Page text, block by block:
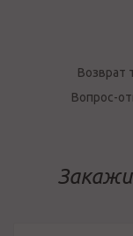
Возврат
Вопрос-